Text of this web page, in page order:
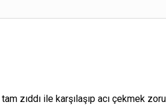
ile karşılaşıp acı çekmek